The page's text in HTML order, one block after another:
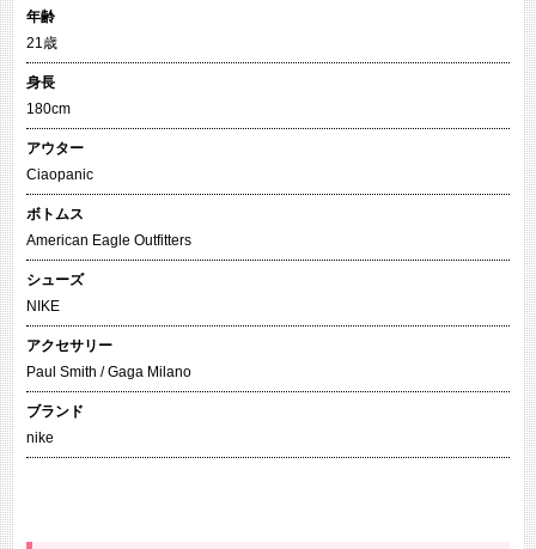
年齢
21歳
身長
180cm
アウター
Ciaopanic
ボトムス
American Eagle Outfitters
シューズ
NIKE
アクセサリー
Paul Smith / Gaga Milano
ブランド
nike